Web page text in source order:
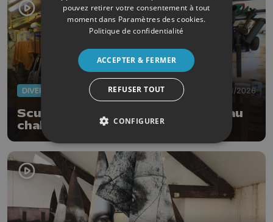
DIVERS 03/06/2026
Sculptures à la tronçonneuse et au
chalumeau !
pouvez retirer votre consentement à tout
moment dans Paramètres des cookies.
Politique de confidentialité
ACCEPTER & FERMER
REFUSER TOUT
CONFIGURER